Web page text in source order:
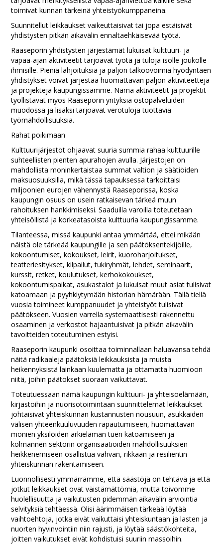
toimivat kunnan tärkeinä yhteistyökumppaneina.
Suunnitellut leikkaukset vaikeuttaisivat tai jopa estäisivät
yhdistysten pitkän aikavälin ennaltaehkäisevää työtä.
Raaseporin yhdistysten järjestämät lukuisat kulttuuri- ja
vapaa-ajan aktiviteetit tarjoavat työtä ja tuloja isolle joukolle
ihmisille. Pieniä lahjoituksiä ja paljon talkoovoimia hyödyntäen
yhdistykset voivat järjestää huomattavan paljon aktiviteetteja
ja projekteja kaupungissamme. Nämä aktiviteetit ja projektit
työllistävät myös Raaseporin yrityksiä ostopalveluiden
muodossa ja lisäksi tarjoavat verotuloja tuottavia
työmahdollisuuksia.
Rahat poikimaan
Kulttuurijärjestöt ohjaavat suuria summia rahaa kulttuurille
suhteellisten pienten apurahojen avulla. Järjestöjen on
mahdollista moninkertaistaa summat valtion ja säätiöiden
maksuosuuksilla, mikä tässä tapauksessa tarkoittaisi
miljoonien eurojen vähennystä Raaseporissa, koska
kaupungin osuus on usein ratkaisevan tärkeä muun
rahoituksen hankkimiseksi. Saaduilla varoilla toteutetaan
yhteisöllistä ja korkeatasoista kulttuuria kaupungissamme.
Tilanteessa, missä kaupunki antaa ymmärtää, ettei mikään
näistä ole tärkeää kaupungille ja sen päätöksentekijöille,
kokoontumiset, kokoukset, leirit, kuoroharjoitukset,
teatteriesitykset, kilpailut, tukiryhmät, lehdet, seminaarit,
kurssit, retket, koulutukset, kerhokokoukset,
kokoontumispaikat, asukastalot ja lukuisat muut asiat tulisivat
katoamaan ja pyyhkiytymään historian hämärään. Tällä tiellä
vuosia toimineet kumppanuudet ja yhteistyöt tulisivat
päätökseen. Vuosien varrella systemaattisesti rakennettu
osaaminen ja verkostot hajaantuisivat ja pitkän aikavälin
tavoitteiden toteutuminen estyisi.
Raaseporin kaupunki osoittaa toiminnallaan haluavansa tehdä
näitä radikaaleja päätöksiä leikkauksista ja muista
heikennyksistä lainkaan kuulematta ja ottamatta huomioon
niitä, joihin päätökset suoraan vaikuttavat.
Toteutuessaan nämä kaupungin kulttuuri- ja yhteisöelämään,
kirjastoihin ja nuorisotoimintaan suunnittelemat leikkaukset
johtaisivat yhteiskunnan kustannusten nousuun, asukkaiden
välisen yhteenkuuluvuuden rapautumiseen, huomattavan
monien yksilöiden arkielämän tuen katoamiseen ja
kolmannen sektorin organisaatioiden mahdollisuuksien
heikkenemiseen osallistua vahvan, rikkaan ja resilientin
yhteiskunnan rakentamiseen.
Luonnollisesti ymmärrämme, että säästöjä on tehtävä ja että
jotkut leikkaukset ovat väistämättömiä, mutta toivomme
huolellisuutta ja vaikutusten pidemmän aikavälin arviointia
selvityksiä tehtäessä. Olisi äärimmäisen tärkeää löytää ​​
vaihtoehtoja, jotka eivät vaikuttaisi yhteiskuntaan ja lasten ja
nuorten hyvinvointiin niin rajusti, ja löytää säästökohteita,
joitten vaikutukset eivät kohdistuisi suuriin massoihin.